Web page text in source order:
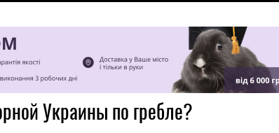
Украины по гребле?